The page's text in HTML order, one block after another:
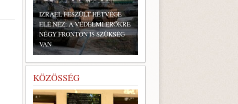
IZRAEL FESZÜLT HÉTVÉGE
ELÉ NÉZ: A VÉDELMI ERŐKRE
NÉGY FRONTON IS SZÜKSÉG
VAN
KÖZÖSSÉG